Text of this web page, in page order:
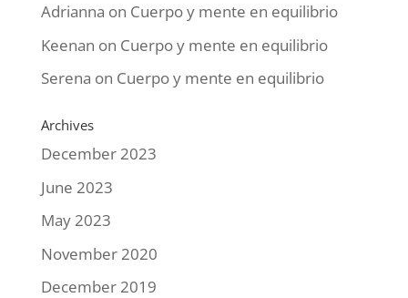
Adrianna on Cuerpo y mente en equilibrio
Keenan on Cuerpo y mente en equilibrio
Serena on Cuerpo y mente en equilibrio
Archives
December 2023
June 2023
May 2023
November 2020
December 2019